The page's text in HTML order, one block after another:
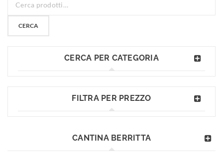
CERCA
CERCA PER CATEGORIA
FILTRA PER PREZZO
CANTINA BERRITTA